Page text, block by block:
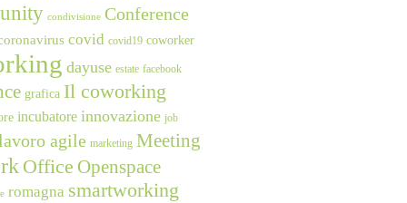
condivisione Conference
covid covid19 coworker
dayuse estate facebook
grafica Il coworking
incubatore innovazione job
agile marketing Meeting
Office Openspace
romagna smartworking